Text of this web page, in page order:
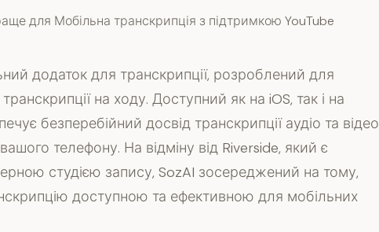
для Мобільна транскрипція з підтримкою YouTube
додаток для транскрипції, розроблений для
на ходу. Доступний як на iOS, так і на
безперебійний досвід транскрипції аудіо та відео
телефону. На відміну від Riverside, який є
студією запису, SozAI зосереджений на тому,
доступною та ефективною для мобільних